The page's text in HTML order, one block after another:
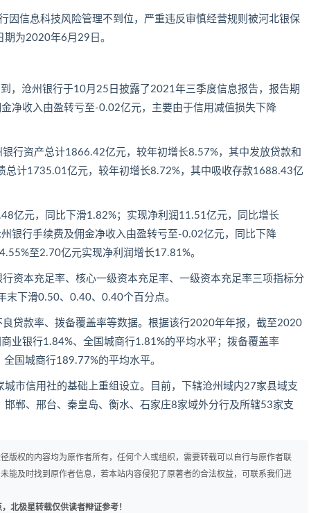
因信息科技风险管理不到位，严重违反审慎经营规则被河北银保
为2020年6月29日。
，沧州银行于10月25日披露了2021年三季度信息报告，报告期
净收入由盈转亏至-0.02亿元，主要由于信用减值损失下降
行资产总计1866.42亿元，较年初增长8.57%，其中发放贷款和
计1735.01亿元，较年初增长8.72%，其中吸收存款1688.43亿
亿元，同比下滑1.82%；实现净利润11.51亿元，同比增长
银行手续费及佣金净收入由盈转亏至-0.02亿元，同比下降
至2.70亿元实现净利润增长17.81%。
资本充足率、核心一级资本充足率、一级资本充足率三项指标分
下滑0.50、0.40、0.40个百分点。
贷款率、拨备覆盖率等数据。根据该行2020年年报，截至2020
业银行1.84%、全国城商行1.81%的平均水平；拨备覆盖率
国城商行189.77%的平均水平。
市信用社的基础上重组设立。目前，下辖沧州域内27家县域支
郸、邢台、秦皇岛、衡水、石家庄8家域外分行及所辖53家支
版权的内容均为原作者所有，任何个人或组织，需要转载可以自行与原作者联
能及时找到原作者信息，若本站内容侵犯了原著者的合法权益，可联系我们进
北极星转载仅供读者辩证参考！